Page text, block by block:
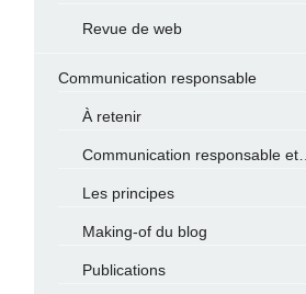
Revue de web
Communication responsable
À retenir
Communication responsable et…
Les principes
Making-of du blog
Publications